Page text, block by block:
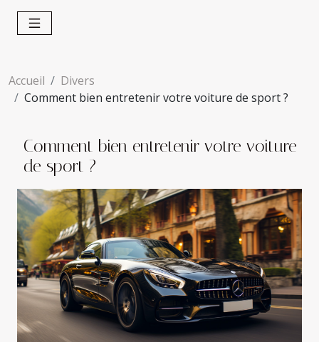
Accueil
Divers
Comment bien entretenir votre voiture de sport ?
Comment bien entretenir votre voiture
de sport ?